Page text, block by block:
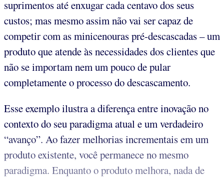
suprimentos até enxugar cada centavo dos seus
custos; mas mesmo assim não vai ser capaz de
competir com as minicenouras pré-descascadas – um
produto que atende às necessidades dos clientes que
não se importam nem um pouco de pular
completamente o processo do descascamento.
Esse exemplo ilustra a diferença entre inovação no
contexto do seu paradigma atual e um verdadeiro
“avanço”. Ao fazer melhorias incrementais em um
produto existente, você permanece no mesmo
paradigma. Enquanto o produto melhora, nada de